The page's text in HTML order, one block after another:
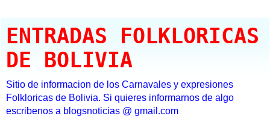
ENTRADAS FOLKLORICAS
DE BOLIVIA
Sitio de informacion de los Carnavales y expresiones
Folkloricas de Bolivia. Si quieres informarnos de algo
escribenos a blogsnoticias @ gmail.com